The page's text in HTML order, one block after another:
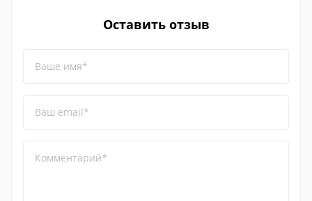
Оставить отзыв
Ваше имя*
Ваш email*
Комментарий*